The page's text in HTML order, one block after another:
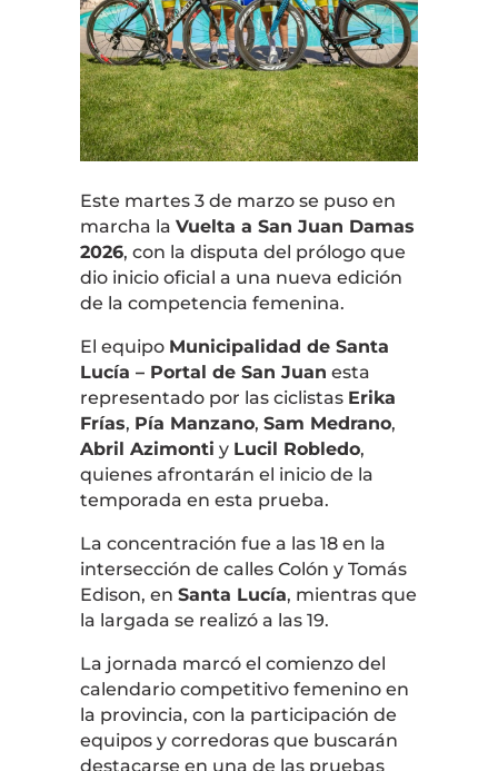
Este martes 3 de marzo se puso en
marcha la Vuelta a San Juan Damas
2026, con la disputa del prólogo que
dio inicio oficial a una nueva edición
de la competencia femenina.
El equipo Municipalidad de Santa
Lucía – Portal de San Juan esta
representado por las ciclistas Erika
Frías, Pía Manzano, Sam Medrano,
Abril Azimonti y Lucil Robledo,
quienes afrontarán el inicio de la
temporada en esta prueba.
La concentración fue a las 18 en la
intersección de calles Colón y Tomás
Edison, en Santa Lucía, mientras que
la largada se realizó a las 19.
La jornada marcó el comienzo del
calendario competitivo femenino en
la provincia, con la participación de
equipos y corredoras que buscarán
destacarse en una de las pruebas